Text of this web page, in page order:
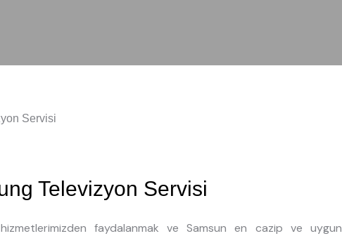
Televizyon Servisi
faydalanmak ve Samsun en cazip ve